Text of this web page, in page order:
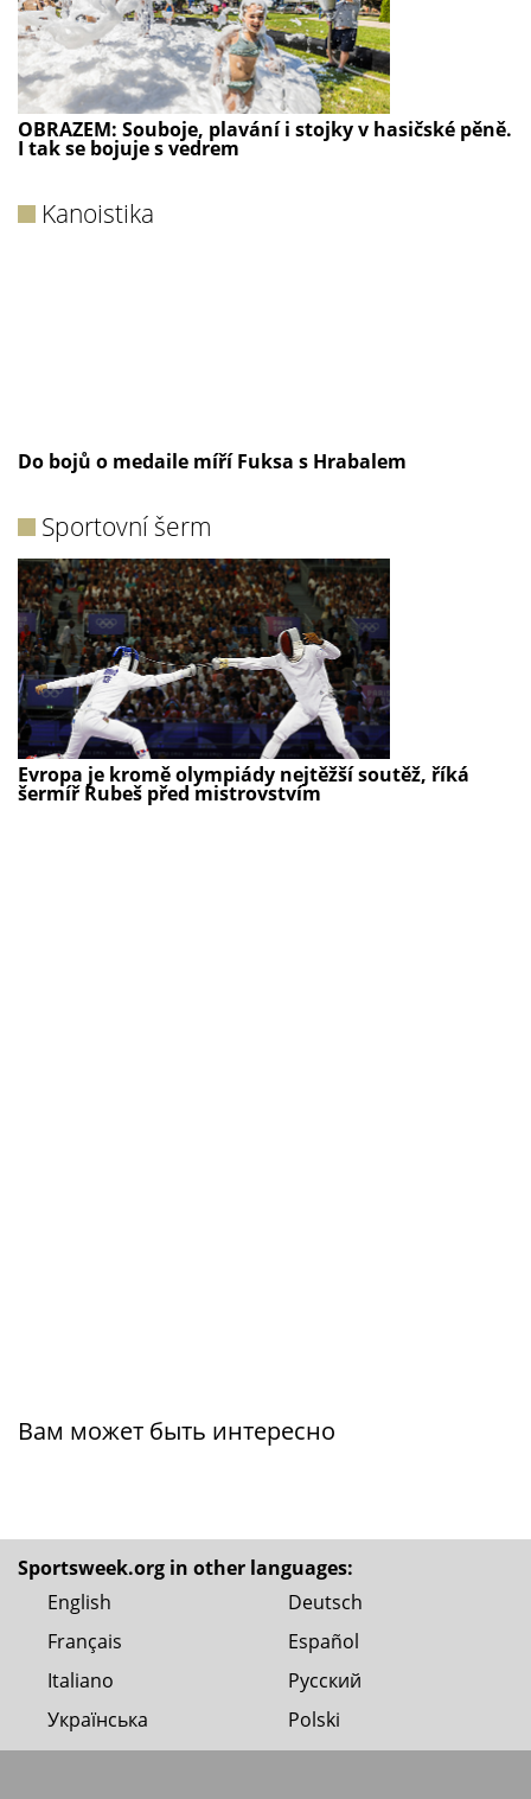
OBRAZEM: Souboje, plavání i stojky v hasičské pěně.
I tak se bojuje s vedrem
Kanoistika
Do bojů o medaile míří Fuksa s Hrabalem
Sportovní šerm
Evropa je kromě olympiády nejtěžší soutěž, říká
šermíř Rubeš před mistrovstvím
Вам может быть интересно
Sportsweek.org in other languages:
English
Deutsch
Français
Español
Italiano
Русский
Українська
Polski